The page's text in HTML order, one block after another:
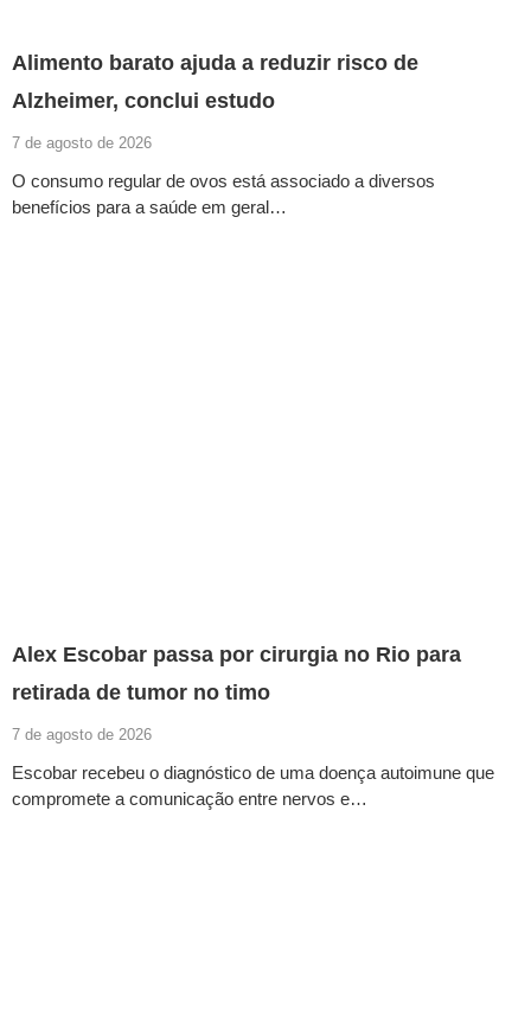
Alimento barato ajuda a reduzir risco de
Alzheimer, conclui estudo
7 de agosto de 2026
O consumo regular de ovos está associado a diversos
benefícios para a saúde em geral…
Alex Escobar passa por cirurgia no Rio para
retirada de tumor no timo
7 de agosto de 2026
Escobar recebeu o diagnóstico de uma doença autoimune que
compromete a comunicação entre nervos e…